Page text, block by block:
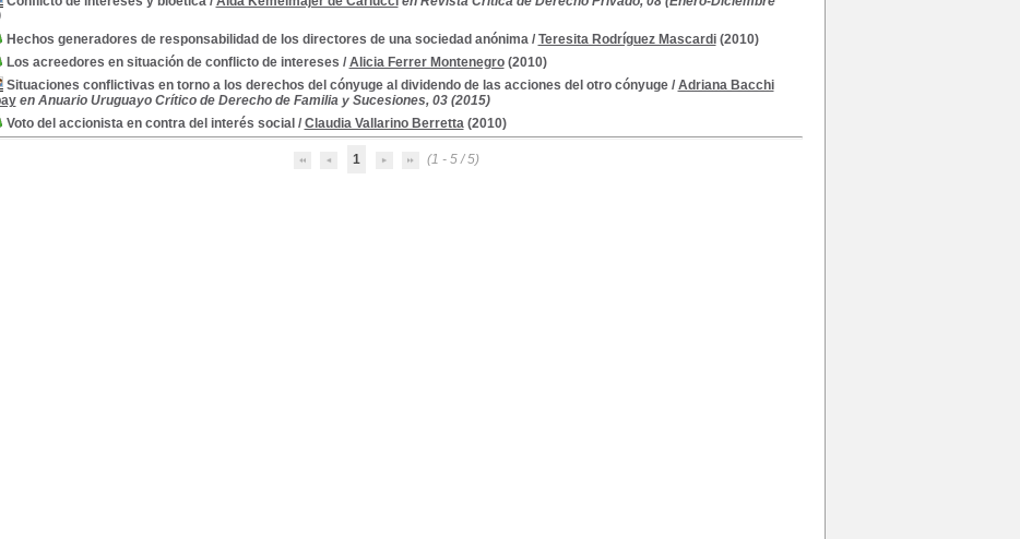
Hechos generadores de responsabilidad de los directores de una sociedad anónima/ Teresita Rodríguez Mascardi(2010)
Los acreedores en situación de conflicto de intereses / Alicia Ferrer Montenegro(2010)
Situaciones conflictivas en torno a los derechos del cónyuge al dividendo de las acciones del otro cónyuge/ Adriana Bacchi
en Anuario Uruguayo Crítico de Derecho de Familia y Sucesiones, 03 (2015)
Voto del accionista en contra del interés social / Claudia Vallarino Berretta(2010)
1 (1 - 5 / 5)